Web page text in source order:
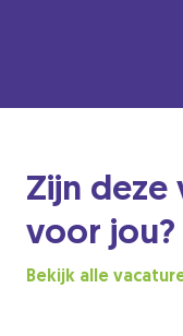
Zijn deze
voor jou?
Bekijk alle